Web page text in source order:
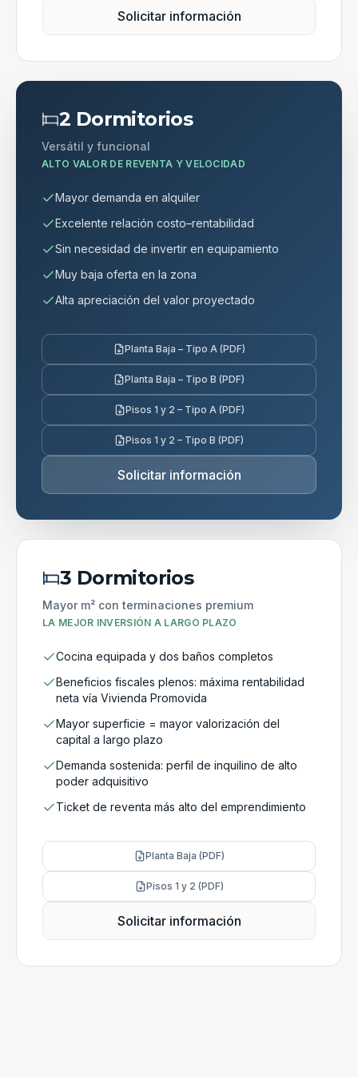
Solicitar información
2 Dormitorios
Versátil y funcional
ALTO VALOR DE REVENTA Y VELOCIDAD
Mayor demanda en alquiler
Excelente relación costo–rentabilidad
Sin necesidad de invertir en equipamiento
Muy baja oferta en la zona
Alta apreciación del valor proyectado
Planta Baja – Tipo A (PDF)
Planta Baja – Tipo B (PDF)
Pisos 1 y 2 – Tipo A (PDF)
Pisos 1 y 2 – Tipo B (PDF)
Solicitar información
3 Dormitorios
Mayor m² con terminaciones premium
LA MEJOR INVERSIÓN A LARGO PLAZO
Cocina equipada y dos baños completos
Beneficios fiscales plenos: máxima rentabilidad
neta vía Vivienda Promovida
Mayor superficie = mayor valorización del
capital a largo plazo
Demanda sostenida: perfil de inquilino de alto
poder adquisitivo
Ticket de reventa más alto del emprendimiento
Planta Baja (PDF)
Pisos 1 y 2 (PDF)
Solicitar información